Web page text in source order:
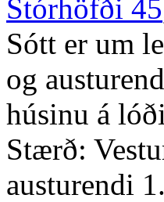
Stórhöfði 45
Sótt er um
og
húsinu á
Stærð:
austurendi